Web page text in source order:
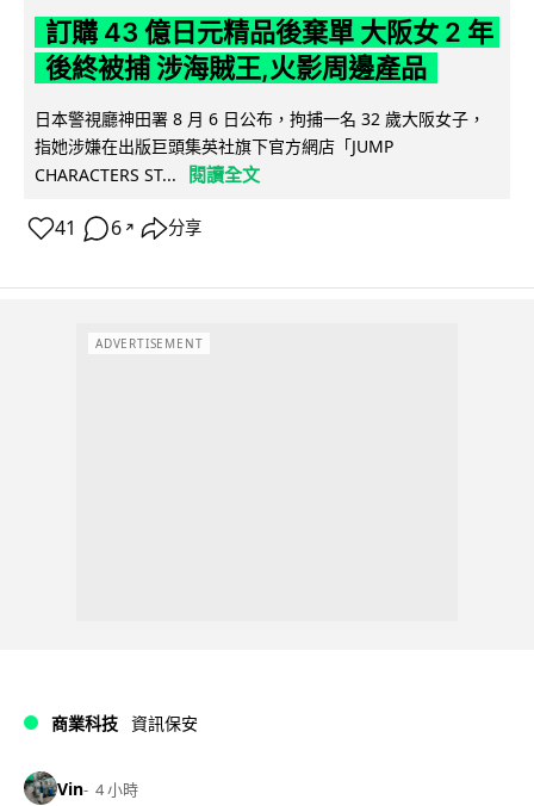
訂購 43 億日元精品後棄單 大阪女 2 年
後終被捕 涉海賊王,火影周邊產品
日本警視廳神田署 8 月 6 日公布，拘捕一名 32 歲大阪女子，
指她涉嫌在出版巨頭集英社旗下官方網店「JUMP
CHARACTERS ST...
閱讀全文
41 6 ↗ 分享
ADVERTISEMENT
商業科技 資訊保安
Vin 4 小時